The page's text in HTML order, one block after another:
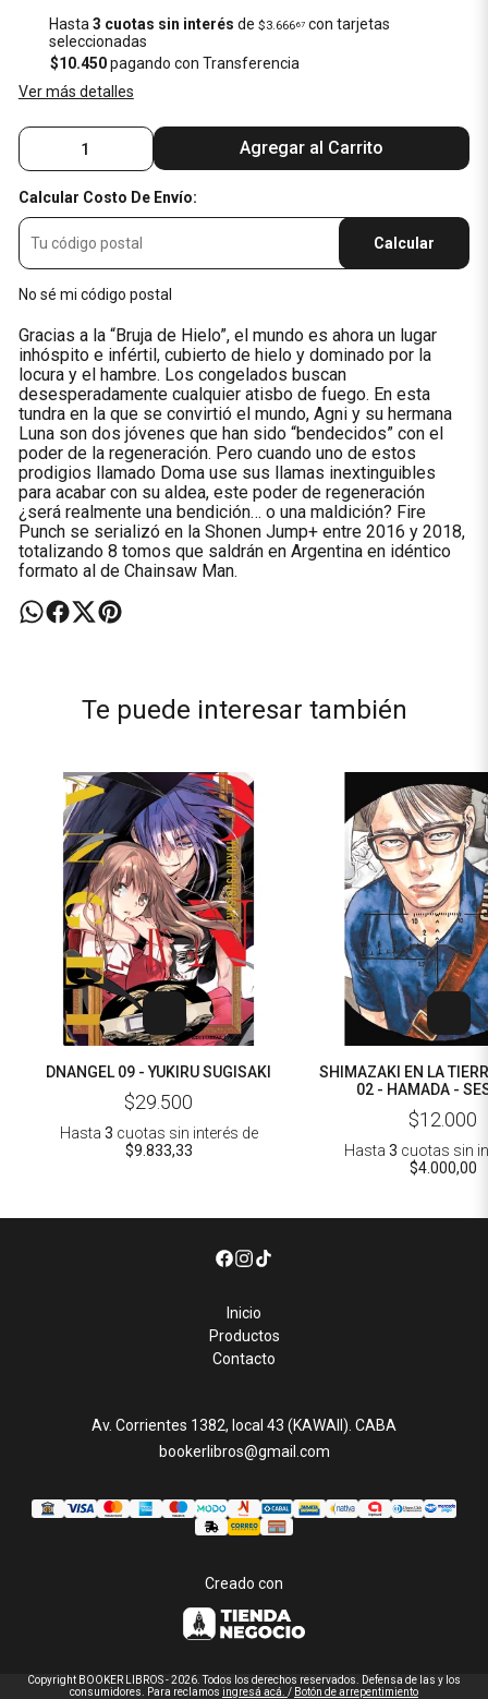
Hasta 3 cuotas sin interés de $3.66667con tarjetas
seleccionadas
$10.450pagando con Transferencia
Ver más detalles
Agregar al Carrito
Calcular Costo De Envío:
Calcular
No sé mi código postal
Gracias a la “Bruja de Hielo”, el mundo es ahora un lugar
inhóspito e infértil, cubierto de hielo y dominado por la
locura y el hambre. Los congelados buscan
desesperadamente cualquier atisbo de fuego. En esta
tundra en la que se convirtió el mundo, Agni y su hermana
Luna son dos jóvenes que han sido “bendecidos” con el
poder de la regeneración. Pero cuando uno de estos
prodigios llamado Doma use sus llamas inextinguibles
para acabar con su aldea, este poder de regeneración
¿será realmente una bendición… o una maldición? Fire
Punch se serializó en la Shonen Jump+ entre 2016 y 2018,
totalizando 8 tomos que saldrán en Argentina en idéntico
formato al de Chainsaw Man.
Te puede interesar también
DNANGEL 09 - YUKIRU SUGISAKI
$29.500
Hasta 3 cuotas sin interés de
$9.833,33
SHIMAZAKI EN LA
02 - HAMADA -
$12.000
Hasta 3 cuotas sin
$4.000,00
Inicio
Productos
Contacto
Av. Corrientes 1382, local 43 (KAWAII). CABA
bookerlibros@gmail.com
Creado con
Copyright BOOKER LIBROS - 2026. Todos los derechos reservados. Defensa de las y los
consumidores. Para reclamos ingresá acá. / Botón de arrepentimiento